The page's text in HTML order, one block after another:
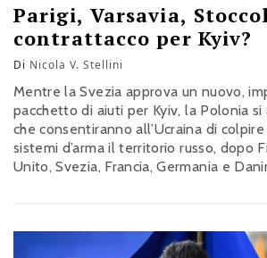
Parigi, Varsavia,
contrattacco per Kyiv?
Di Nicola V. Stellini
Mentre la Svezia approva un nuovo,
pacchetto di aiuti per Kyiv, la Polonia si
che consentiranno all’Ucraina di
sistemi d’arma il territorio russo, dopo
Unito, Svezia, Francia, Germania e